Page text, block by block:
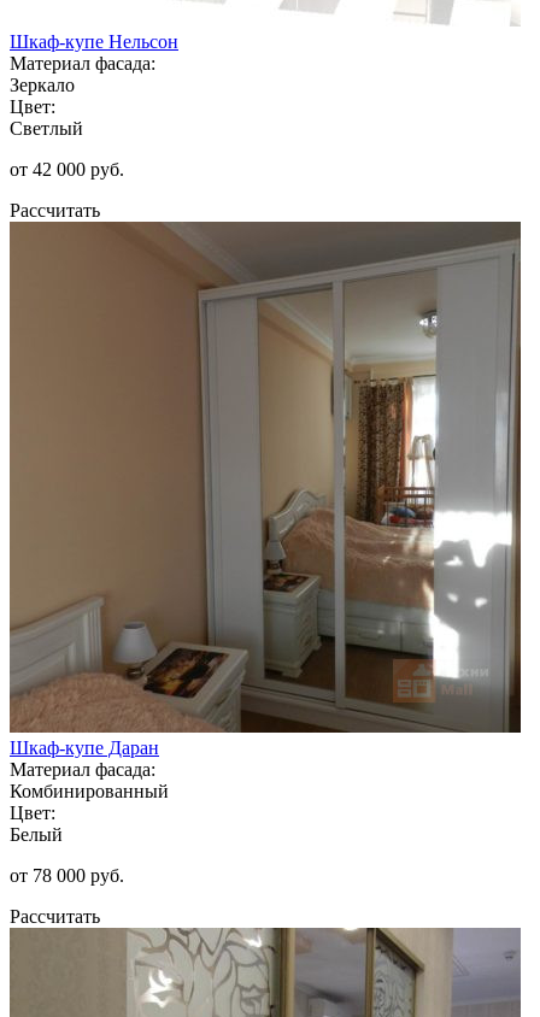
Шкаф-купе Нельсон
Материал фасада:
Зеркало
Цвет:
Светлый
от 42 000 руб.
Рассчитать
Шкаф-купе Даран
Материал фасада:
Комбинированный
Цвет:
Белый
от 78 000 руб.
Рассчитать